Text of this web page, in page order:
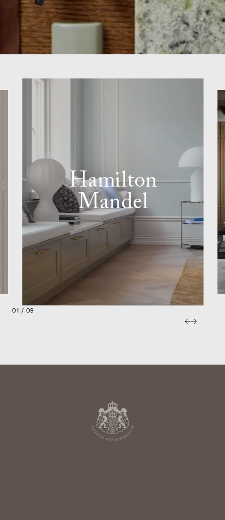
Hamilton
Mandel
01 / 09